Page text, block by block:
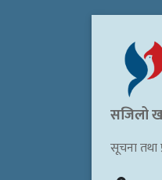
सजिलो
सूचना तथा